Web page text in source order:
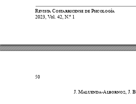



50